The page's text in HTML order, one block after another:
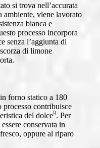
si trova nell’accurata
ambiente, viene lavorato
bianca e
processo incorpora
senza l’aggiunta di
di limone
forno statico a 180
processo contribuisce
del dolce9. Per
conservata in
oppure al riparo